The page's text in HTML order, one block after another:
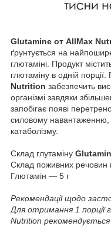
Glutamine от AllMax
ґрунтується на
глютаміні. Продукт
глютаміну в одній
Nutrition забезпечить
організмі завдяки
запобігає появі
силовому навантаженню,
катаболізму.
Склад глутаміну
Склад поживних речовин
Глютамін — 5 г
Рекомендації щодо
Для отримання 1 порції
Nutrition